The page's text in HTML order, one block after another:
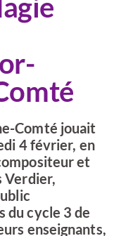
Comté jouait
4 février, en
et
Verdier,
du cycle 3 de
enseignants,